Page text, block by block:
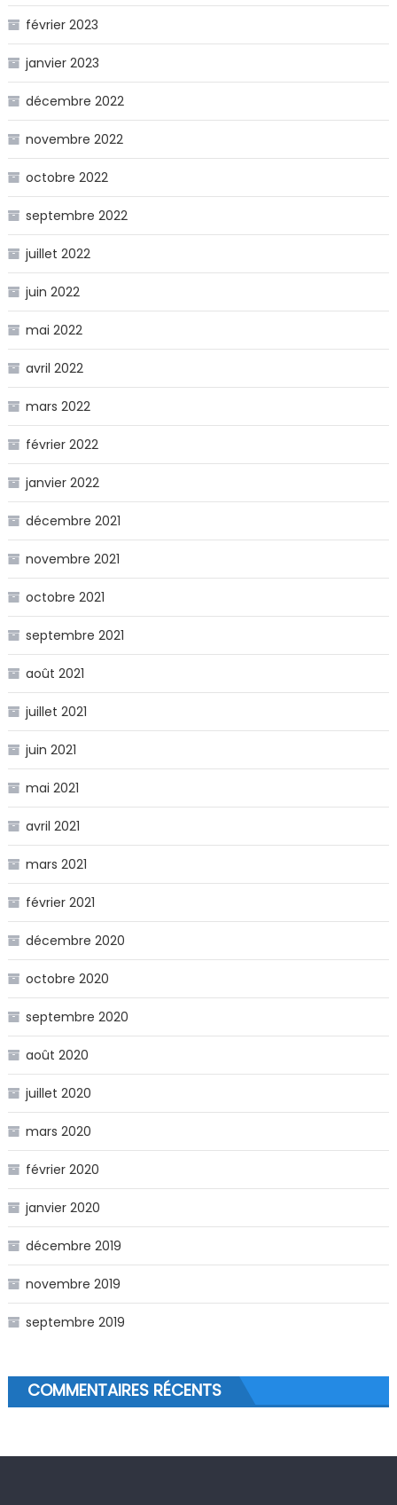
février 2023
janvier 2023
décembre 2022
novembre 2022
octobre 2022
septembre 2022
juillet 2022
juin 2022
mai 2022
avril 2022
mars 2022
février 2022
janvier 2022
décembre 2021
novembre 2021
octobre 2021
septembre 2021
août 2021
juillet 2021
juin 2021
mai 2021
avril 2021
mars 2021
février 2021
décembre 2020
octobre 2020
septembre 2020
août 2020
juillet 2020
mars 2020
février 2020
janvier 2020
décembre 2019
novembre 2019
septembre 2019
COMMENTAIRES RÉCENTS